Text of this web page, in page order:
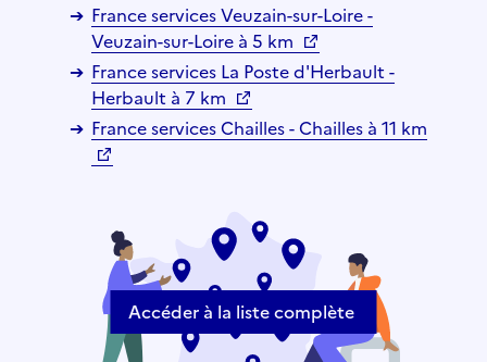
France services Veuzain-sur-Loire -
Veuzain-sur-Loire à 5 km
France services La Poste d'Herbault -
Herbault à 7 km
France services Chailles - Chailles à 11 km
Accéder à la liste complète